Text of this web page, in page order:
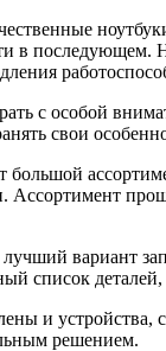
в последующем.
с особой
свои
большой
вариант
список
и устройства,
решением.